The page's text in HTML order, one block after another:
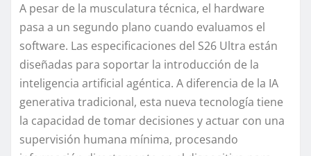
A pesar de la musculatura técnica, el hardware
pasa a un segundo plano cuando evaluamos el
software. Las especificaciones del S26 Ultra están
diseñadas para soportar la introducción de la
inteligencia artificial agéntica. A diferencia de la IA
generativa tradicional, esta nueva tecnología tiene
la capacidad de tomar decisiones y actuar con una
supervisión humana mínima, procesando